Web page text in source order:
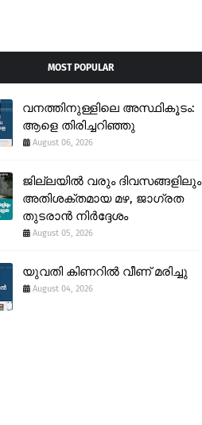
MOST POPULAR
വനത്തിനുള്ളിലെ അസ്ഥികൂടം:
ആളെ തിരിച്ചറിഞ്ഞു
August 06, 2026
ജില്ലയിൽ വരും ദിവസങ്ങളിലും
അതിശക്തമായ മഴ, ജാഗ്രത
തുടരാൻ നിർദ്ദേശം
August 05, 2026
യുവതി കിണറിൽ വീണ് മരിച്ചു
August 04, 2026